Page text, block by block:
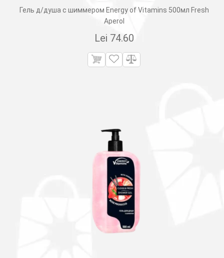
Гель д/душа с шиммером Energy of Vitamins 500мл Fresh
Aperol
Lei 74.60